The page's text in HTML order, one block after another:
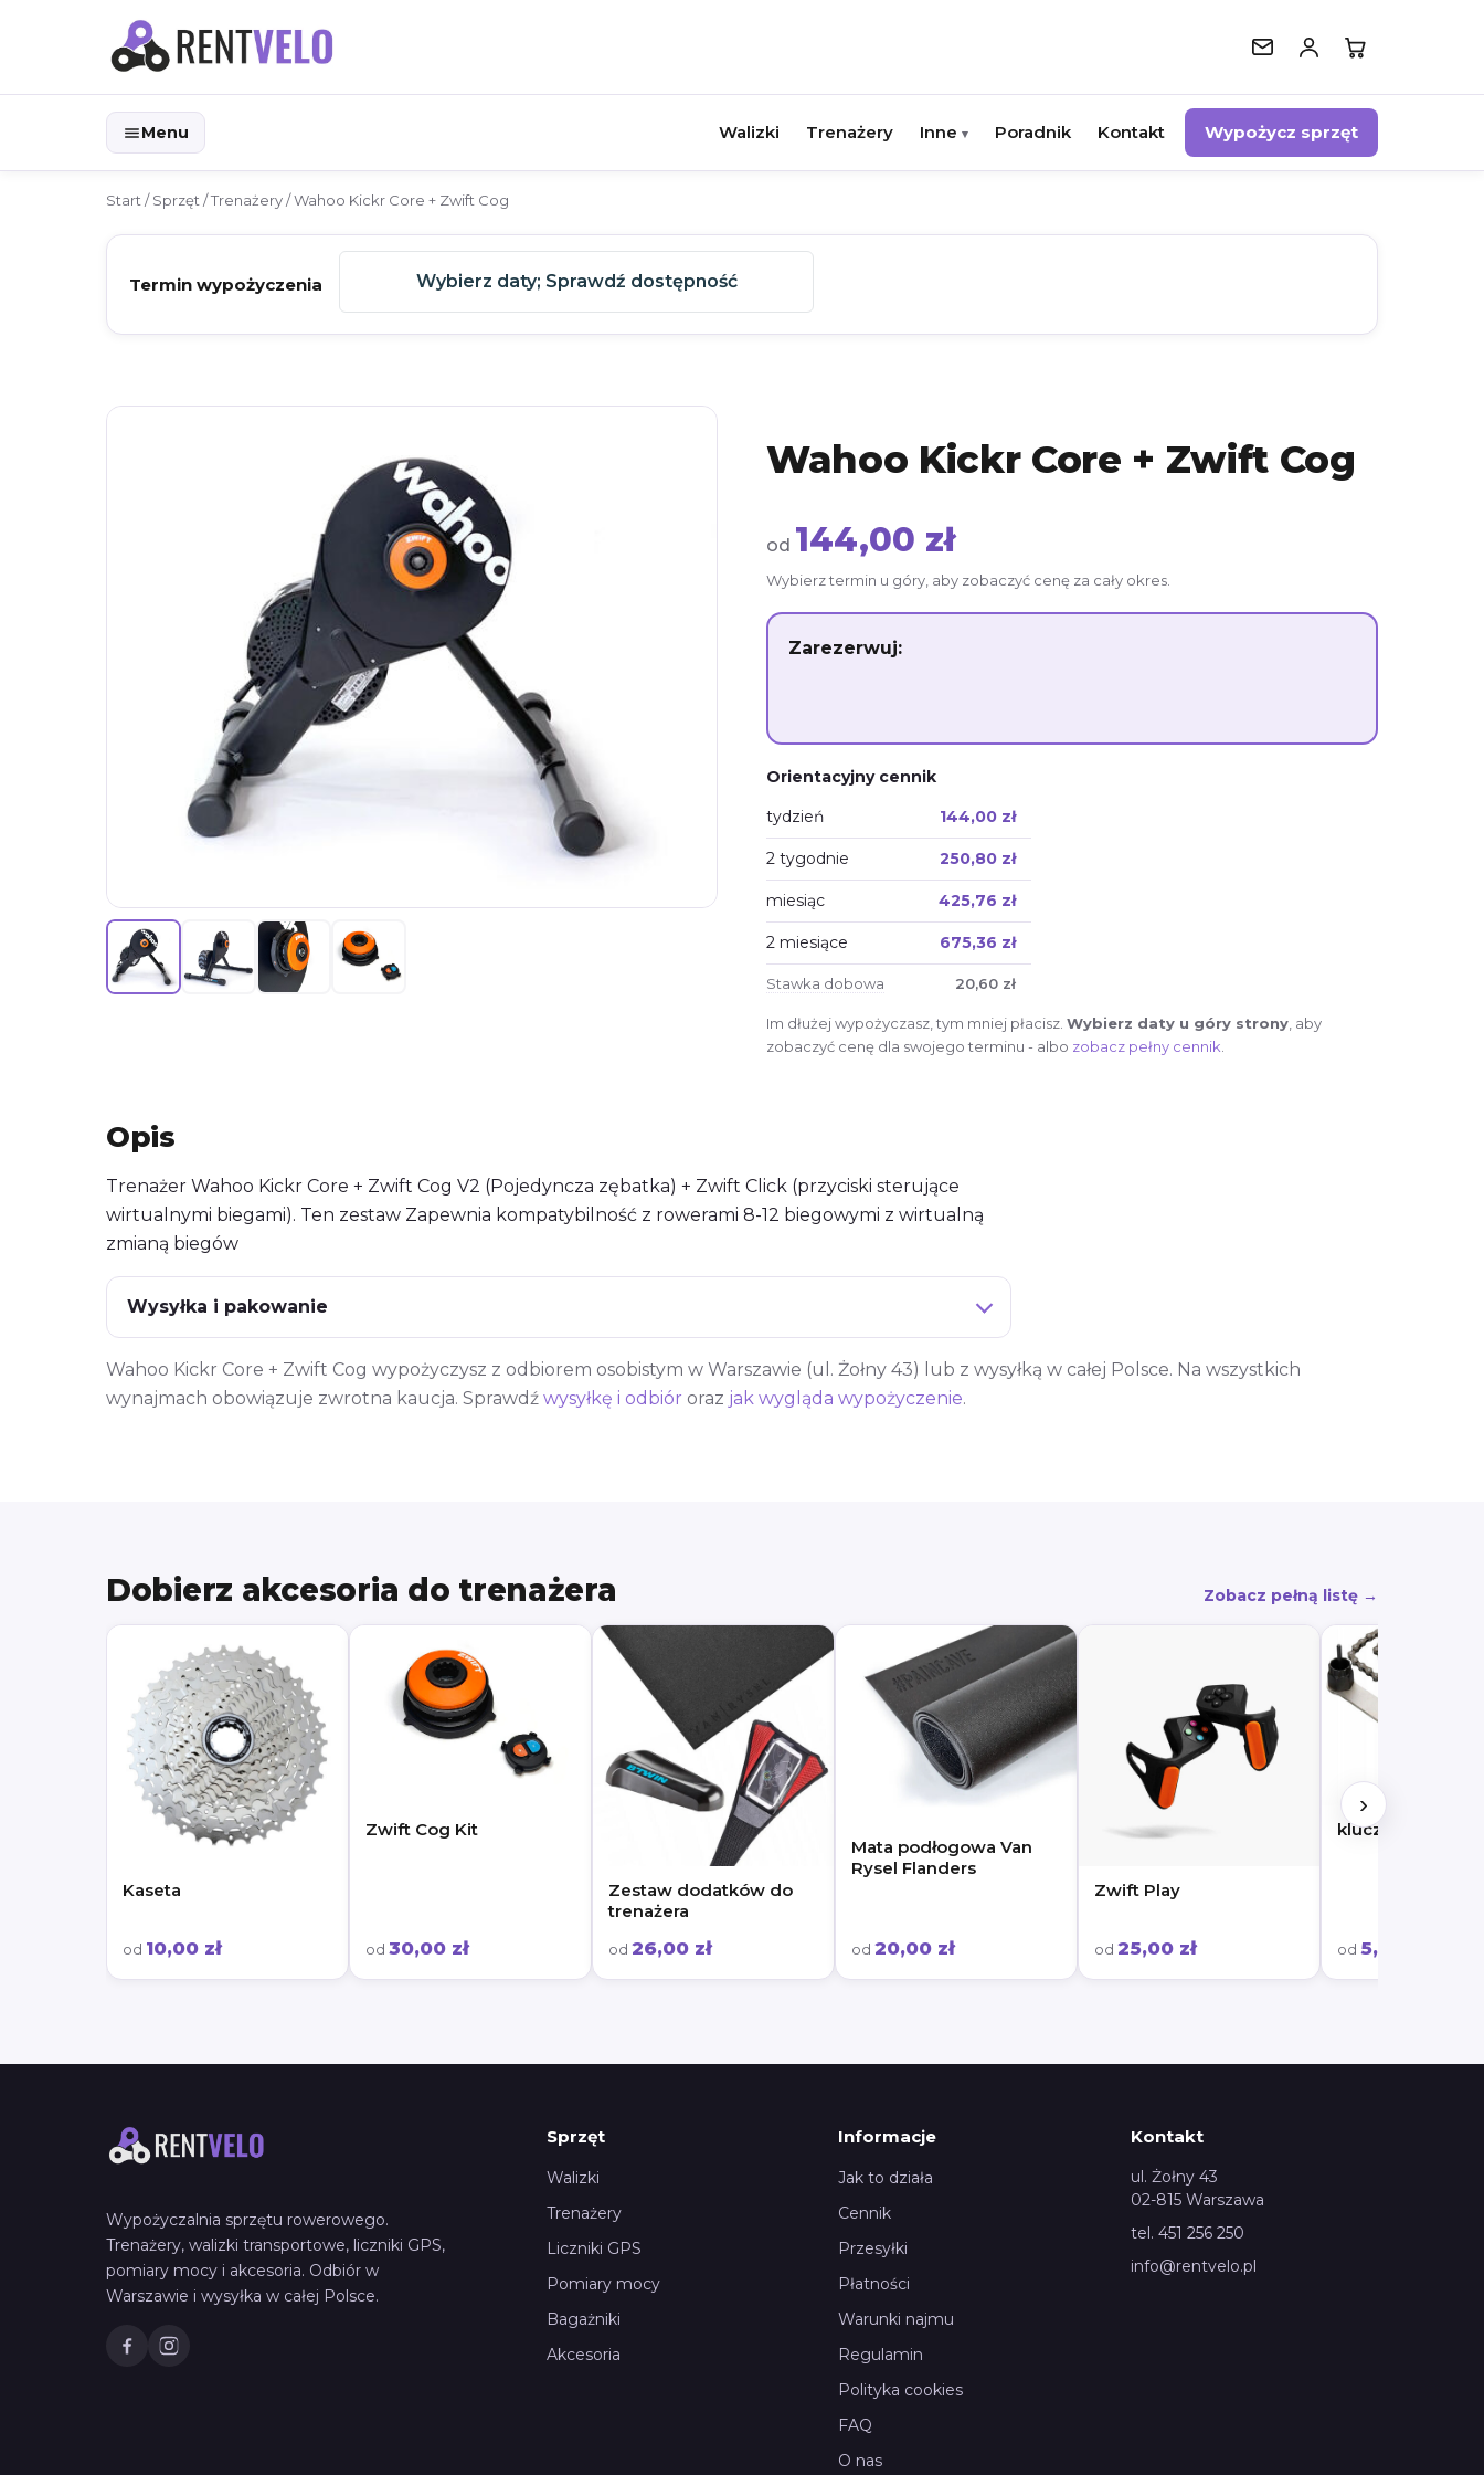
Menu Walizki Trenażery Inne ▾ Poradnik Kontakt Wypożycz sprzęt
Start/Sprzęt/Trenażery/ Wahoo Kickr Core + Zwift Cog
Termin wypożyczenia Wybierz daty; Sprawdź dostępność
Wahoo Kickr Core + Zwift Cog
od 144,00 zł
Wybierz termin u góry, aby zobaczyć cenę za cały okres.
Zarezerwuj:
Orientacyjny cennik
tydzień
144,00 zł
2 tygodnie 250,80 zł
miesiąc 425,76 zł
2 miesiące 675,36 zł
Stawka dobowa 20,60 zł
Im dłużej wypożyczasz, tym mniej płacisz. Wybierz daty u góry strony , aby
zobaczyć cenę dla swojego terminu - albo zobacz pełny cennik
Opis
Trenażer Wahoo Kickr Core + Zwift Cog V2 (Pojedyncza zębatka) + Zwift Click (przyciski sterujące
wirtualnymi biegami). Ten zestaw Zapewnia kompatybilność z rowerami 8-12 biegowymi z wirtualną
zmianą biegów
Wysyłka i pakowanie
Wahoo Kickr Core + Zwift Cog wypożyczysz z odbiorem osobistym w Warszawie (ul. Żołny 43) lub z wysyłką w całej Polsce. Na wszystkich
wynajmach obowiązuje zwrotna kaucja. Sprawdź wysyłkę i odbiór oraz jak wygląda wypożyczenie.
Dobierz akcesoria do trenażera Zobacz pełną listę →
Kaseta
od 10,00 zł
Zwift Cog Kit
od 30,00 zł
Zestaw dodatków do
trenażera
od 26,00 zł
Mata podłogowa Van
Rysel Flanders
od 20,00 zł
Zwift Play
od 25,00 zł
klucz do kaset
od 5,00 zł
›
Wypożyczalnia sprzętu rowerowego.
Trenażery, walizki transportowe, liczniki GPS,
pomiary mocy i akcesoria. Odbiór w
Warszawie i wysyłka w całej Polsce.
Sprzęt
Walizki
Trenażery
Liczniki GPS
Pomiary mocy
Bagażniki
Akcesoria
Informacje
Jak to działa
Cennik
Przesyłki
Płatności
Warunki najmu
Regulamin
Polityka cookies
FAQ
O nas
Kontakt
ul. Żołny 43
02-815 Warszawa
tel. 451 256 250
info@rentvelo.pl